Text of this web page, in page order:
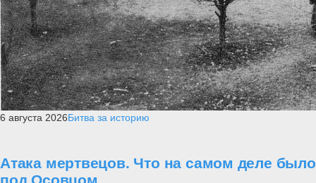
6 августа 2026Битва за историю
Атака мертвецов. Что на самом деле было